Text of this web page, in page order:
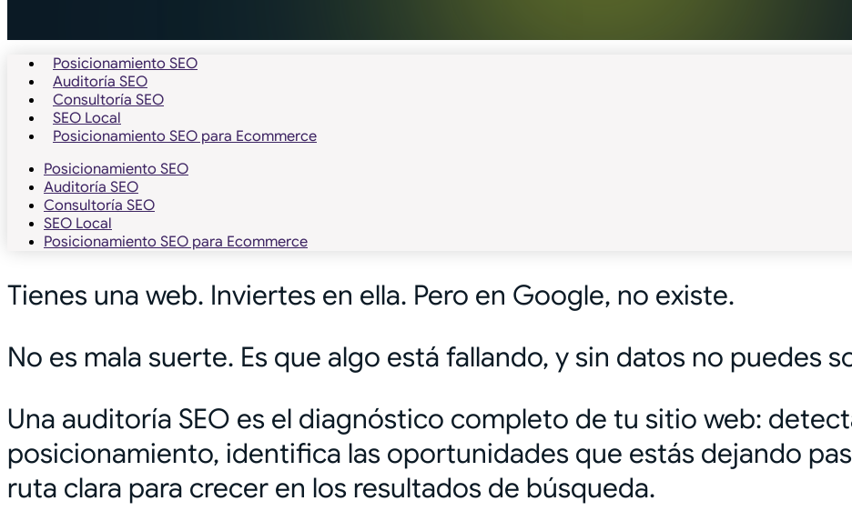
Posicionamiento SEO
Auditoría SEO
Consultoría SEO
SEO Local
Posicionamiento SEO para Ecommerce
Posicionamiento SEO
Auditoría SEO
Consultoría SEO
SEO Local
Posicionamiento SEO para Ecommerce
Tienes una web. Inviertes en ella. Pero en Google, no existe.
No es mala suerte. Es que algo está fallando, y sin datos no puedes
Una auditoría SEO es el diagnóstico completo de tu sitio web:
posicionamiento, identifica las oportunidades que estás dejando
ruta clara para crecer en los resultados de búsqueda.